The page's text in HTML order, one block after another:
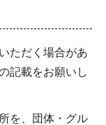
ただく場合があ
記載をお願いし
を、団体・グル